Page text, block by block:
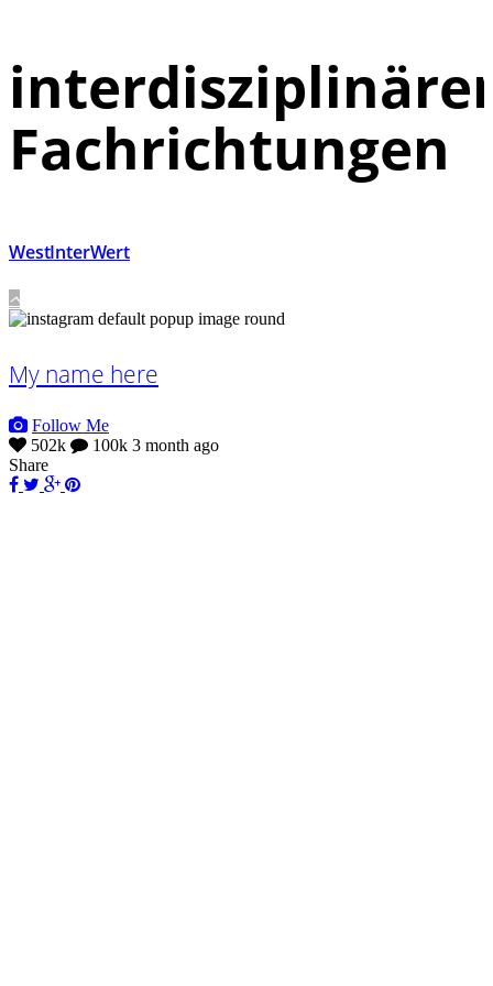
Fachrichtungen
WestInterWert
My name here
Follow Me
502k
100k 3 month ago
Share